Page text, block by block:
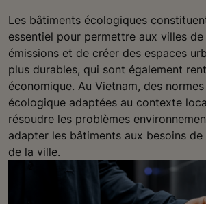
Les bâtiments écologiques
essentiel pour permettre aux villes
émissions et de créer des espaces
plus durables, qui sont également
économique. Au Vietnam, des
écologique adaptées au contexte
résoudre les problèmes
adapter les bâtiments aux besoins
de la ville.